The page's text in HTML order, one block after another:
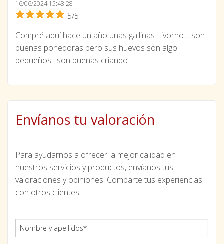
16/06/2024 15:48:28
5/5
Compré aquí hace un año unas gallinas Livorno …son
buenas ponedoras pero sus huevos son algo
pequeños…son buenas criando
Envíanos tu valoración
Para ayudarnos a ofrecer la mejor calidad en
nuestros servicios y productos, envíanos tus
valoraciones y opiniones. Comparte tus experiencias
con otros clientes.